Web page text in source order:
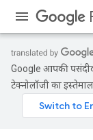
Google आपकी
टेक्नोलॉजी का